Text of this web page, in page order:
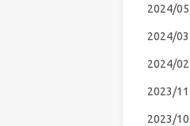
2024/05
2024/03
2024/02
2023/11
2023/10